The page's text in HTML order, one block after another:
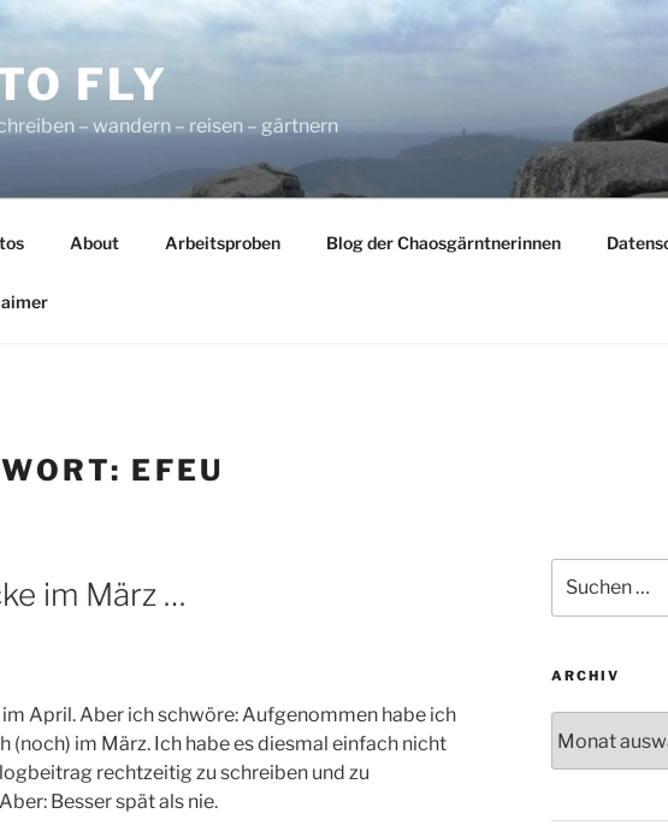
FLY
– wandern – reisen – gärtnern
About Arbeitsproben Blog der Chaosgärntnerinnen
EFEU
im März …
April. Aber ich schwöre: Aufgenommen habe ich
(noch) im März. Ich habe es diesmal einfach nicht
rechtzeitig zu schreiben und zu
Besser spät als nie.
nach:
ARCHIV